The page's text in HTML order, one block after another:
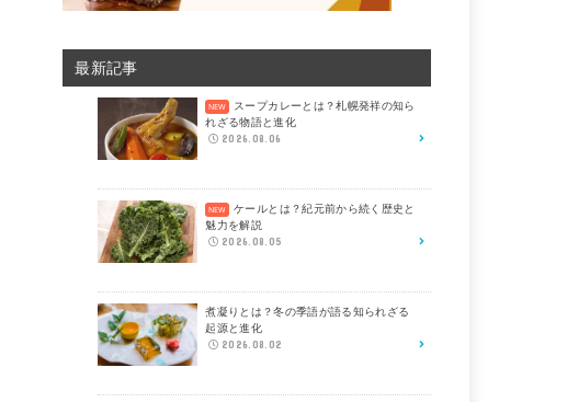
最新記事
スープカレーとは？札幌発祥の知ら
れざる物語と進化
2026.08.06
ケールとは？紀元前から続く歴史と
魅力を解説
2026.08.05
煮凝りとは？冬の季語が語る知られざる
起源と進化
2026.08.02